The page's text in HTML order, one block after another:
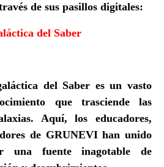
de sus pasillos digitales:
del Saber
del Saber es un vasto
que trasciende las
Aquí, los educadores,
de GRUNEVI han unido
una fuente inagotable de